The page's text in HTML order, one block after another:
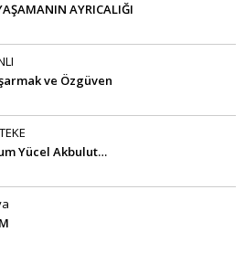
AYRICALIĞI
ve Özgüven
Yücel Akbulut…